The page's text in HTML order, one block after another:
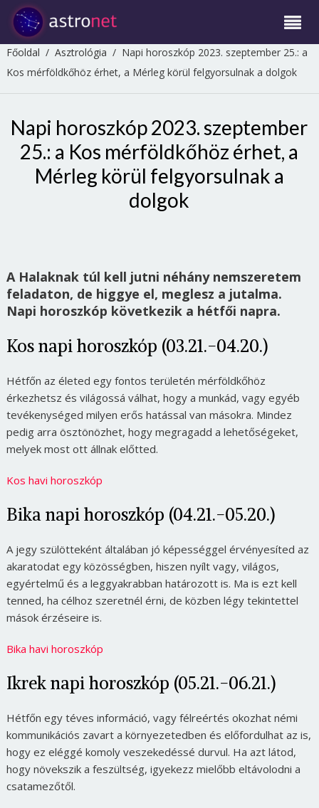
Főoldal / Asztrológia / Napi horoszkóp 2023. szeptember 25.: a
Kos mérföldkőhöz érhet, a Mérleg körül felgyorsulnak a dolgok
Napi horoszkóp 2023. szeptember
25.: a Kos mérföldkőhöz érhet, a
Mérleg körül felgyorsulnak a
dolgok
A Halaknak túl kell jutni néhány nemszeretem
feladaton, de higgye el, meglesz a jutalma.
Napi horoszkóp következik a hétfői napra.
Kos napi horoszkóp (03.21.-04.20.)
Hétfőn az életed egy fontos területén mérföldkőhöz
érkezhetsz és világossá válhat, hogy a munkád, vagy egyéb
tevékenységed milyen erős hatással van másokra. Mindez
pedig arra ösztönözhet, hogy megragadd a lehetőségeket,
melyek most ott állnak előtted.
Kos havi horoszkóp
Bika napi horoszkóp (04.21.-05.20.)
A jegy szülötteként általában jó képességgel érvényesíted az
akaratodat egy közösségben, hiszen nyílt vagy, világos,
egyértelmű és a leggyakrabban határozott is. Ma is ezt kell
tenned, ha célhoz szeretnél érni, de közben légy tekintettel
mások érzéseire is.
Bika havi horoszkóp
Ikrek napi horoszkóp (05.21.-06.21.)
Hétfőn egy téves információ, vagy félreértés okozhat némi
kommunikációs zavart a környezetedben és előfordulhat az is,
hogy ez eléggé komoly veszekedéssé durvul. Ha azt látod,
hogy növekszik a feszültség, igyekezz mielőbb eltávolodni a
csatamezőtől.